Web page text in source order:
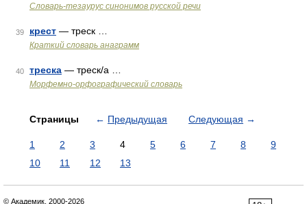
Словарь-тезаурус синонимов русской речи
39 крест — треск …
Краткий словарь анаграмм
40 треска — треск/а …
Морфемно-орфографический словарь
Страницы ← Предыдущая Следующая →
1 2 3 4 5 6 7 8
9
10
11 12 13
© Академик, 2000-2026